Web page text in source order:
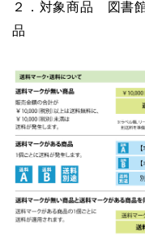
２．対象商品 図書
品